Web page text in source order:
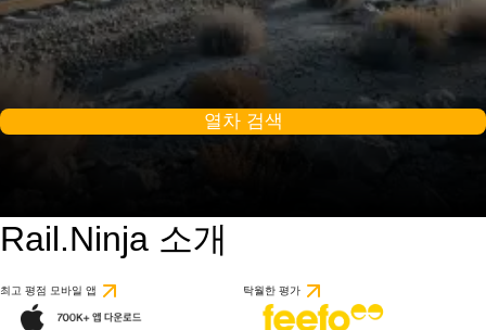
열차 검색
Rail.Ninja 소개
최고 평점 모바일 앱 탁월한 평가